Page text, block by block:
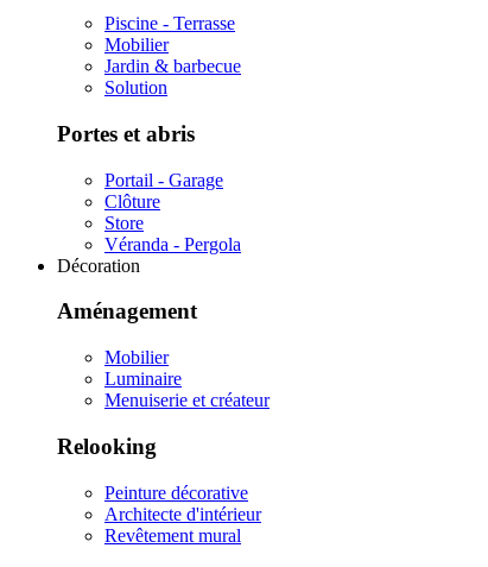
Piscine - Terrasse
Mobilier
Jardin & barbecue
Solution
Portes et abris
Portail - Garage
Clôture
Store
Véranda - Pergola
Décoration
Aménagement
Mobilier
Luminaire
Menuiserie et créateur
Relooking
Peinture décorative
Architecte d'intérieur
Revêtement mural